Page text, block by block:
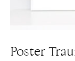
Poster